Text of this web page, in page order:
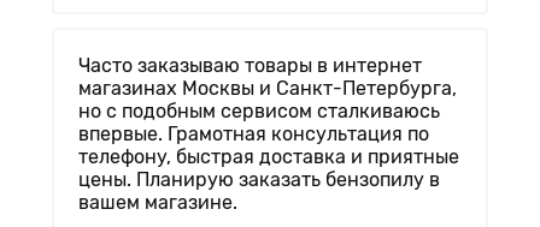
Часто заказываю товары в интернет
магазинах Москвы и Санкт-Петербурга,
но с подобным сервисом сталкиваюсь
впервые. Грамотная консультация по
телефону, быстрая доставка и приятные
цены. Планирую заказать бензопилу в
вашем магазине.